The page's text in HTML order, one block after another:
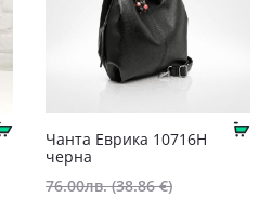
Купи
Чанта Еврика 10716Н
черна
76.00лв. (38.86 €)Original